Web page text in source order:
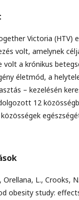
Victoria (HTV)
volt, amelynek
volt a krónikus
életmód, a
– kezelésén
12
Orellana, L., Crooks,
obesity study: